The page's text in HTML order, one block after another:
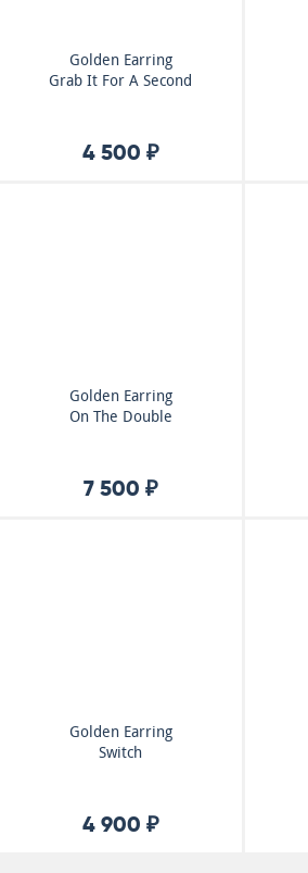
Golden Earring
Grab It For A Second
4 500 ₽
Golden Earring
On The Double
7 500 ₽
Golden Earring
Switch
4 900 ₽